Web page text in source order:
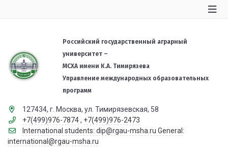
Российский государственный аграрный
университет –
МСХА имени К.А. Тимирязева
Управление международных образовательных
программ
127434, г. Москва, ул. Тимирязевская, 58
+7(499)976-7874 , +7(499)976-2473
International students: dip@rgau-msha.ru General:
international@rgau-msha.ru